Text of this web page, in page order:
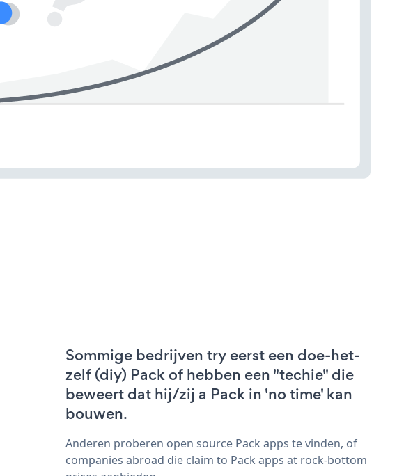
Sommige bedrijven try eerst een doe-het-
zelf (diy) Pack of hebben een "techie" die
beweert dat hij/zij a Pack in 'no time' kan
bouwen.
Anderen proberen open source Pack apps te vinden, of
companies abroad die claim to Pack apps at rock-bottom